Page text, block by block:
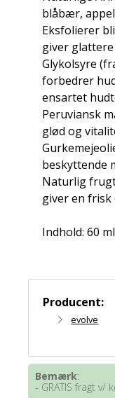
blåbær,
Eksfolierer
giver glattere
Glykolsyre
forbedrer
ensartet
Peruviansk
glød og
beskyttende
Naturlig
giver en
Indhold: 60
Producent:
evolve
Bemærk:
- GRATIS fragt v/